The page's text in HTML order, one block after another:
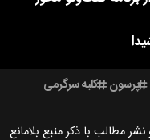
پرسون کلبه سرگرمی
مطالب با ذکر منبع بلامانع